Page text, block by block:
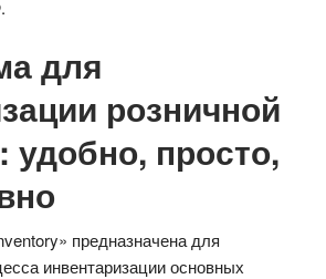
для
розничной
удобно, просто,
предназначена для
инвентаризации основных